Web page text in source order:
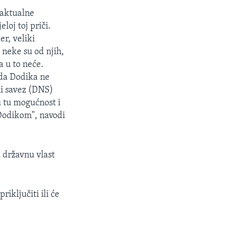
toj priči.
veliki
su od njih,
u to neće.
Dodika ne
savez (DNS)
mogućnost i
navodi
državnu vlast
priključiti ili će